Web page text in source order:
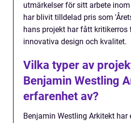
utmärkelser för sitt arbete
har blivit tilldelad pris som
hans projekt har fått kritikerros
innovativa design och kvalitet.
Vilka typer av
Benjamin Westling
erfarenhet av?
Benjamin Westling Arkitekt har